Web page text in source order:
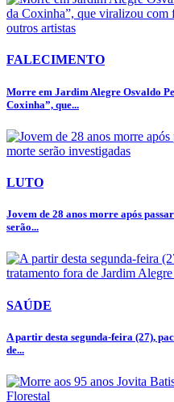
FALECIMENTO
Morre em Jardim Alegre Osvaldo
Coxinha”, que...
LUTO
Jovem de 28 anos morre após
serão...
SAÚDE
A partir desta segunda-feira (27),
de...